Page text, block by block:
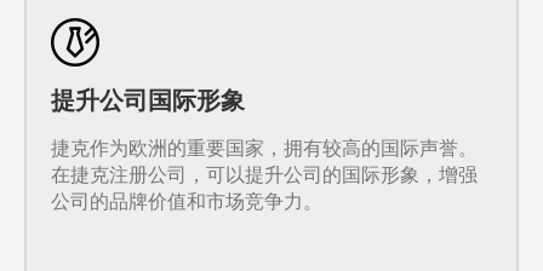
提升公司国际形象
捷克作为欧洲的重要国家，拥有较高的国际声誉。
在捷克注册公司，可以提升公司的国际形象，增强
公司的品牌价值和市场竞争力。